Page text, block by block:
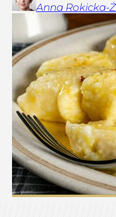
Anna Rokicka-